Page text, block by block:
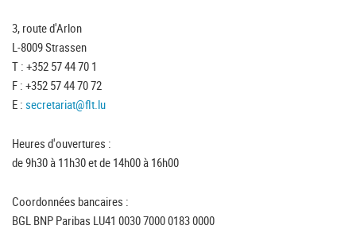
3, route d'Arlon
L-8009 Strassen
T : +352 57 44 70 1
F : +352 57 44 70 72
E : secretariat@flt.lu
Heures d'ouvertures :
de 9h30 à 11h30 et de 14h00 à 16h00
Coordonnées bancaires :
BGL BNP Paribas LU41 0030 7000 0183 0000